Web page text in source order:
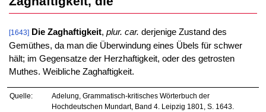
[1643] Die Zaghaftigkeit, plur. car. derjenige Zustand des
Gemüthes, da man die Überwindung eines Übels für schwer
hält; im Gegensatze der Herzhaftigkeit, oder des getrosten
Muthes. Weibliche Zaghaftigkeit.
Quelle:
Adelung, Grammatisch-kritisches Wörterbuch der
Hochdeutschen Mundart, Band 4. Leipzig 1801, S. 1643.